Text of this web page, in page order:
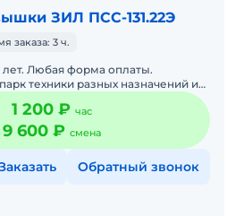
ЗИЛ ПСС-131.22Э
заказа: 3 ч.
Любая форма оплаты.
техники разных назначений и
в зависимости от характера работ
1 200 ₽ час
9 600 ₽ смена
Обратный звонок